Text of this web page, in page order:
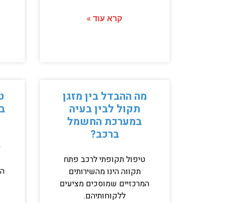
קרא עוד »
מה ההבדל בין מזגן
תקול לבין בעיה
במערכת החשמל
ברכב?
טיפול תקופתי לרכב פתח
תקווה הינו מהשירותים
המרכזיים שמוסכים מציעים
ללקוחותיהם.